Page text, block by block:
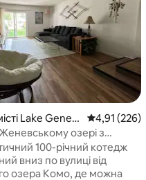
191
Lake Genev
Середня
4,91 (226)
озері з
приватного пляжу
100-річний котедж
вниз по вулиці від
озера Комо, де можна